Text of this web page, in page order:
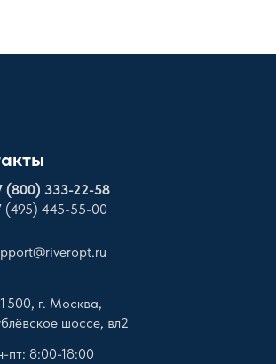
(800) 333-22-58
(495) 445-55-00
500, г. Москва,
шоссе, вл2
пт: 8:00-18:00